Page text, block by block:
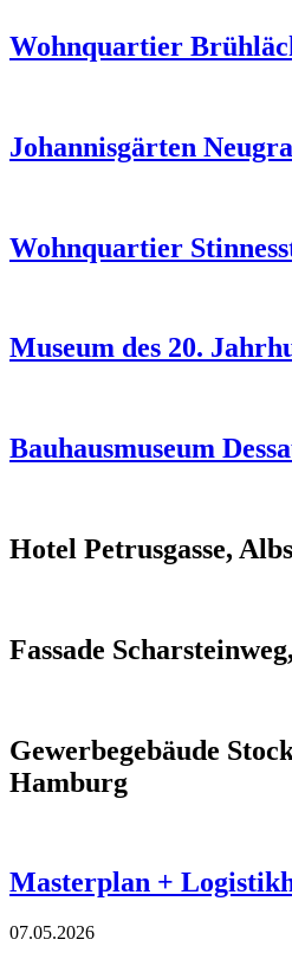
Wohnquartier
Johannisgärten
Wohnquartier
Museum des 20.
Bauhausmuseum
Hotel Petrusgasse,
Fassade
Gewerbegebäude
Hamburg
Masterplan +
07.05.2026